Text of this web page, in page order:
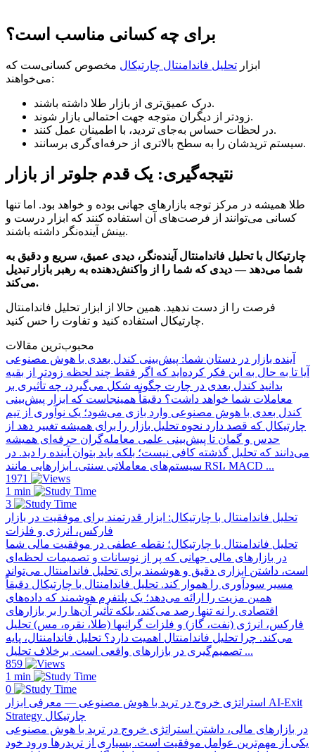
برای چه کسانی مناسب است؟
ابزار تحلیل فاندامنتال چارتیکال مخصوص کسانی‌ست که
می‌خواهند:
درک عمیق‌تری از بازار طلا داشته باشند.
زودتر از دیگران متوجه جهت احتمالی بازار شوند.
در لحظات حساس به‌جای تردید، با اطمینان عمل کنند.
سیستم تریدشان را به سطح بالاتری از حرفه‌ای‌گری برسانند.
نتیجه‌گیری: یک قدم جلوتر از بازار
طلا همیشه در مرکز توجه بازارهای جهانی بوده و خواهد بود. اما تنها
کسانی می‌توانند از فرصت‌های آن استفاده کنند که ابزار درست و
بینش آینده‌نگر داشته باشند.
چارتیکال با تحلیل فاندامنتال آینده‌نگر، دیدی عمیق، سریع و دقیق به
شما می‌دهد — دیدی که شما را از واکنش‌دهنده به رهبر بازار تبدیل
می‌کند.
فرصت را از دست ندهید. همین حالا از ابزار تحلیل فاندامنتال
چارتیکال استفاده کنید و تفاوت را حس کنید.
محبوب‌ترین مقالات
آینده بازار در دستان شما: پیش‌بینی کندل بعدی با هوش مصنوعی
آیا تا به حال به این فکر کرده‌اید که اگر فقط چند لحظه زودتر از بقیه
بدانید کندل بعدی در چارت چگونه شکل می‌گیرد، چه تأثیری بر
معاملات شما خواهد داشت؟ دقیقاً همینجاست که ابزار پیش‌بینی
کندل بعدی با هوش مصنوعی وارد بازی می‌شود؛ یک نوآوری از تیم
چارتیکال که قصد دارد نحوه تحلیل بازار را برای همیشه تغییر دهد از
حدس و گمان تا پیش‌بینی علمی معامله‌گران حرفه‌ای همیشه
می‌دانند که تحلیل گذشته کافی نیست؛ بلکه باید بتوان آینده را دید. در
سیستم‌های معاملاتی سنتی، ابزارهایی مانند RSI، MACD ...
1971
1 min
3
تحلیل فاندامنتال با چارتیکال: ابزار قدرتمند برای موفقیت در بازار
فارکس، انرژی و فلزات
تحلیل فاندامنتال با چارتیکال؛ نقطه عطفی در موفقیت مالی شما
در بازارهای مالی جهانی که پر از نوسانات و تصمیمات لحظه‌ای
است، داشتن ابزاری دقیق و هوشمند برای تحلیل فاندامنتال می‌تواند
مسیر سودآوری را هموار کند. تحلیل فاندامنتال با چارتیکال دقیقاً
همین مزیت را ارائه می‌دهد؛ یک پلتفرم هوشمند که داده‌های
اقتصادی را نه تنها رصد می‌کند، بلکه تأثیر آن‌ها را بر بازارهای
فارکس، انرژی (نفت، گاز) و فلزات گرانبها (طلا، نقره، مس) تحلیل
می‌کند. چرا تحلیل فاندامنتال اهمیت دارد؟ تحلیل فاندامنتال، پایه
تصمیم‌گیری در بازارهای واقعی است. برخلاف تحلیل ...
859
1 min
0
استراتژی خروج در ترید با هوش مصنوعی — معرفی ابزار AI-Exit
Strategy چارتیکال
در بازارهای مالی، داشتن استراتژی خروج در ترید با هوش مصنوعی
یکی از مهم‌ترین عوامل موفقیت است. بسیاری از تریدرها ورود خود